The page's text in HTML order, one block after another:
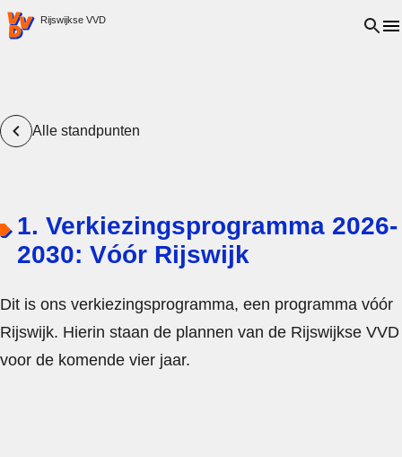
VVD.nl - Ga naar de homepage
Rijswijkse VVD Open
Alle standpunten
1. Verkiezingsprogramma 2026-
2030: Vóór Rijswijk
Dit is ons verkiezingsprogramma, een programma vóór
Rijswijk. Hierin staan de plannen van de Rijswijkse VVD
voor de komende vier jaar.